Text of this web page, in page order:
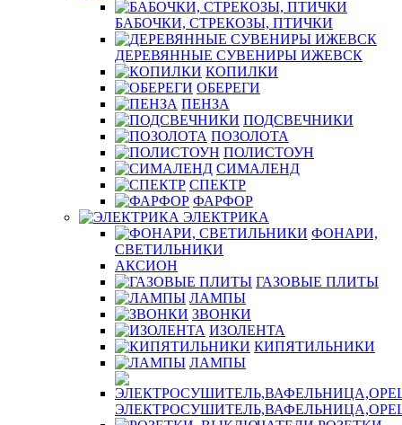
БАБОЧКИ, СТРЕКОЗЫ, ПТИЧКИ
ДЕРЕВЯННЫЕ СУВЕНИРЫ ИЖЕВСК
КОПИЛКИ
ОБЕРЕГИ
ПЕНЗА
ПОДСВЕЧНИКИ
ПОЗОЛОТА
ПОЛИСТОУН
СИМАЛЕНД
СПЕКТР
ФАРФОР
ЭЛЕКТРИКА
ФОНАРИ,
СВЕТИЛЬНИКИ
АКСИОН
ГАЗОВЫЕ ПЛИТЫ
ЛАМПЫ
ЗВОНКИ
ИЗОЛЕНТА
КИПЯТИЛЬНИКИ
ЛАМПЫ